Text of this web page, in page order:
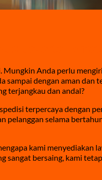
Jakarta Ternate
Anda perlu
sampai dengan aman dan
terjangkau dan andal?
terpercaya dengan
pelanggan selama
kami menyediakan
bersaing, kami